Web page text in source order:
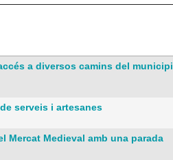
a diversos camins del municipi
serveis i artesanes
Mercat Medieval amb una parada